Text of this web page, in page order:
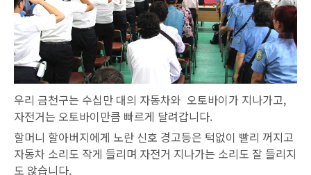
우리 금천구는 수십만 대의 자동차와 오토바이가 지나가고,
자전거는 오토바이만큼 빠르게 달려갑니다.
할머니 할아버지에게 노란 신호 경고등은 턱없이 빨리 꺼지고
자동차 소리도 작게 들리며 자전거 지나가는 소리도 잘 들리지
도 않습니다.